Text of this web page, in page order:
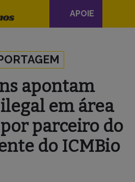
Navegação
principal
APOIE
apontam
em área
parceiro do
do ICMBio